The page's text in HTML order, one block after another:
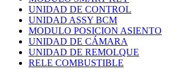
UNIDAD DE CONTROL
UNIDAD ASSY BCM
MODULO POSICION ASIENTO
UNIDAD DE CÁMARA
UNIDAD DE REMOLQUE
RELE COMBUSTIBLE